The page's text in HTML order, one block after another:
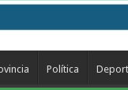
Política